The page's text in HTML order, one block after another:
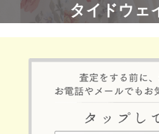
タイドウェ